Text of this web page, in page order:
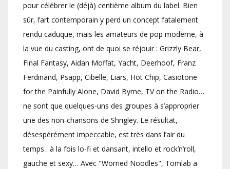
pour célébrer le (déjà) centième album du label. Bien
sûr, l’art contemporain y perd un concept fatalement
rendu caduque, mais les amateurs de pop moderne, à
la vue du casting, ont de quoi se réjouir : Grizzly Bear,
Final Fantasy, Aidan Moffat, Yacht, Deerhoof, Franz
Ferdinand, Psapp, Cibelle, Liars, Hot Chip, Casiotone
for the Painfully Alone, David Byrne, TV on the Radio…
ne sont que quelques-uns des groupes à s’approprier
une des non-chansons de Shrigley. Le résultat,
désespérément impeccable, est très dans l’air du
temps : à la fois lo-fi et dansant, intello et rock’n’roll,
gauche et sexy… Avec "Worried Noodles", Tomlab a